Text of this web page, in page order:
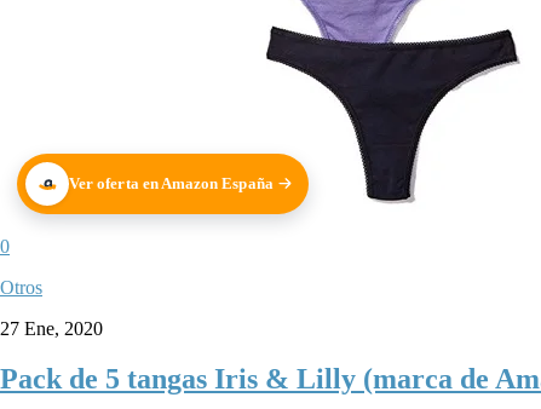
Ver oferta en Amazon España
0
Otros
27 Ene, 2020
Pack de 5 tangas Iris & Lilly (marca de